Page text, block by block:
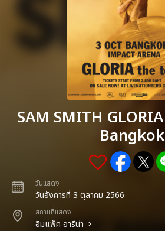
SAM SMITH
Bangkok
วันแสดง
วันอังคารที่ 3 ตุลาคม 2566
สถานที่แสดง
อิมแพ็ค อารีน่า